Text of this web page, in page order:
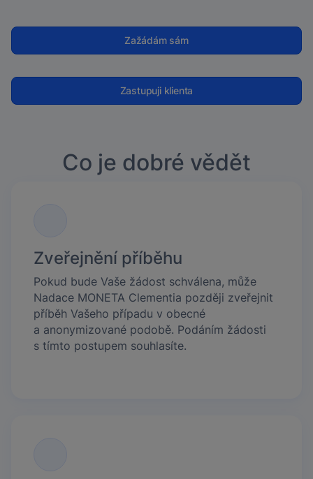
Zažádám sám
Zastupuji klienta
Co je dobré vědět
Zveřejnění příběhu
Pokud bude Vaše žádost schválena, může
Nadace MONETA Clementia později zveřejnit
příběh Vašeho případu v obecné
a anonymizované podobě. Podáním žádosti
s tímto postupem souhlasíte.